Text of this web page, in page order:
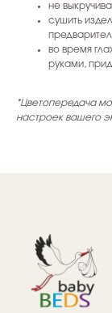
не
сушить
во время
руками,
*Цветопередача
настроек вашего